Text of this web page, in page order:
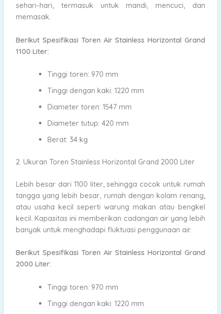
sehari-hari, termasuk untuk mandi, mencuci, dan
memasak.
Berikut Spesifikasi Toren Air Stainless Horizontal Grand
1100 Liter:
Tinggi toren: 970 mm
Tinggi dengan kaki: 1220 mm
Diameter toren: 1547 mm
Diameter tutup: 420 mm
Berat: 34 kg
2. Ukuran Toren Stainless Horizontal Grand 2000 Liter
Lebih besar dari 1100 liter, sehingga cocok untuk rumah
tangga yang lebih besar, rumah dengan kolam renang,
atau usaha kecil seperti warung makan atau bengkel
kecil. Kapasitas ini memberikan cadangan air yang lebih
banyak untuk menghadapi fluktuasi penggunaan air.
Berikut Spesifikasi Toren Air Stainless Horizontal Grand
2000 Liter:
Tinggi toren: 970 mm
Tinggi dengan kaki: 1220 mm